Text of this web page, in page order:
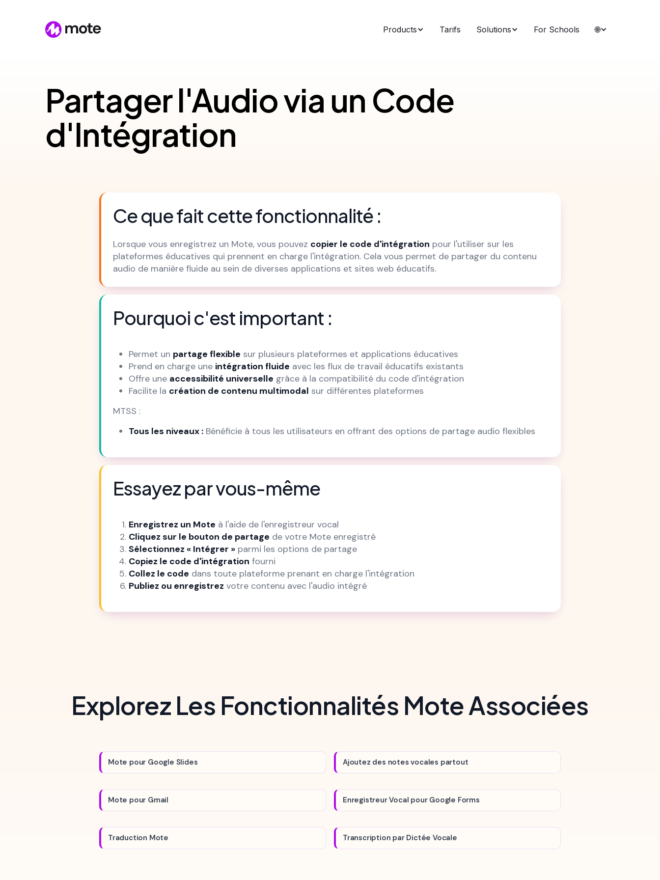
Products Tarifs Solutions For Schools 🌐
Partager l'Audio via un Code
d'Intégration
Ce que fait cette fonctionnalité :
Lorsque vous enregistrez un Mote, vous pouvez copier le code d'intégration pour l'utiliser sur les
plateformes éducatives qui prennent en charge l'intégration. Cela vous permet de partager du contenu
audio de manière fluide au sein de diverses applications et sites web éducatifs.
Pourquoi c'est important :
Permet un partage flexible sur plusieurs plateformes et applications éducatives
Prend en charge une intégration fluide avec les flux de travail éducatifs existants
Offre une accessibilité universelle grâce à la compatibilité du code d'intégration
Facilite la création de contenu multimodal sur différentes plateformes
MTSS :
Tous les niveaux : Bénéficie à tous les utilisateurs en offrant des options de partage audio flexibles
Essayez par vous-même
Enregistrez un Mote à l'aide de l'enregistreur vocal
Cliquez sur le bouton de partage de votre Mote enregistré
Sélectionnez « Intégrer » parmi les options de partage
Copiez le code d'intégration fourni
Collez le code dans toute plateforme prenant en charge l'intégration
Publiez ou enregistrez votre contenu avec l'audio intégré
Explorez Les Fonctionnalités Mote Associées
Mote pour Google Slides Ajoutez des notes vocales partout
Mote pour Gmail Enregistreur Vocal pour Google Forms
Traduction Mote Transcription par Dictée Vocale